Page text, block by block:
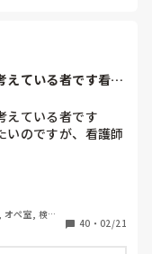
頭が上がりませ
。よろしくお願い
。そんなもんで
、今学んでいるもの
院で働き嫌になり
んびり看護師やっ
ん。病棟で働いてた
ないと看護師の意味
いでしたのなら、全
えている者です看護
えている者です
いのですが、看護師
たと思いますか？
いです！
オペ室, 検
40 ・ 02/21